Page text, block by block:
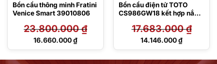
Bồn cầu thông minh Fratini
Venice Smart 39010806
23.800.000₫
Giá
16.660.000₫
Giá
Bồn cầu điện tử TOTO
CS986GW18 kết hợp nắp
TCF23710AAA C2 Simple
17.683.000₫
Giá
14.146.000₫
Giá